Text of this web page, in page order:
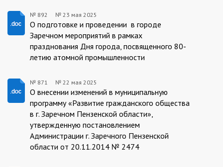
892/23.05.2025
№ 892 № 23 мая 2025
О подготовке и проведении в городе
Заречном мероприятий в рамках
празднования Дня города, посвященного 80-
летию атомной промышленности
871/22.05.2025
№ 871 № 22 мая 2025
О внесении изменений в муниципальную
программу «Развитие гражданского общества
в г. Заречном Пензенской области»,
утвержденную постановлением
Администрации г. Заречного Пензенской
области от 20.11.2014 № 2474